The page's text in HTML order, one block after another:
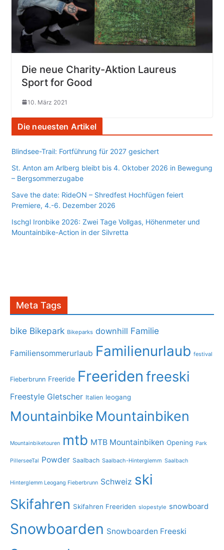
Die neue Charity-Aktion Laureus
Sport for Good
10. März 2021
Die neuesten Artikel
Blindsee-Trail: Fortführung für 2027 gesichert
St. Anton am Arlberg bleibt bis 4. Oktober 2026 in Bewegung
– Bergsommerzugabe
Save the date: RideON – Shredfest Hochfügen feiert
Premiere, 4.-6. Dezember 2026
Ischgl Ironbike 2026: Zwei Tage Vollgas, Höhenmeter und
Mountainbike-Action in der Silvretta
Meta Tags
bike Bikepark Bikeparks downhill Familie
Familiensommerurlaub Familienurlaub festival
Fieberbrunn Freeride Freeriden freeski
Freestyle Gletscher Italien leogang
Mountainbike Mountainbiken
Mountainbiketouren mtb MTB Mountainbiken Opening Park
PillerseeTal Powder Saalbach Saalbach-Hinterglemm Saalbach
Hinterglemm Leogang Fieberbrunn Schweiz ski
Skifahren Skifahren Freeriden slopestyle snowboard
Snowboarden Snowboarden Freeski